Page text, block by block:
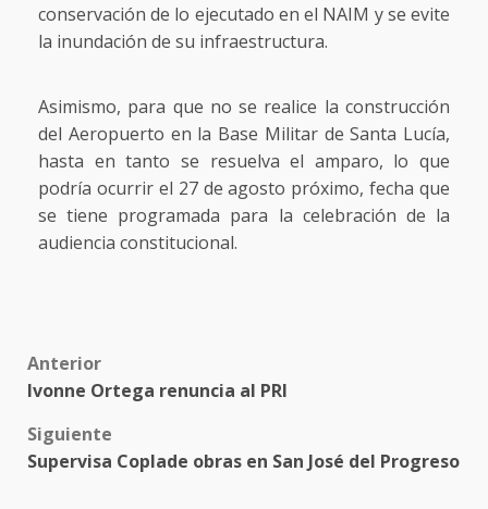
conservación de lo ejecutado en el NAIM y se evite
la inundación de su infraestructura.
Asimismo, para que no se realice la construcción
del Aeropuerto en la Base Militar de Santa Lucía,
hasta en tanto se resuelva el amparo, lo que
podría ocurrir el 27 de agosto próximo, fecha que
se tiene programada para la celebración de la
audiencia constitucional.
Post
navigation
Anterior
Ivonne Ortega renuncia al PRI
Siguiente
Supervisa Coplade obras en San José del Progreso